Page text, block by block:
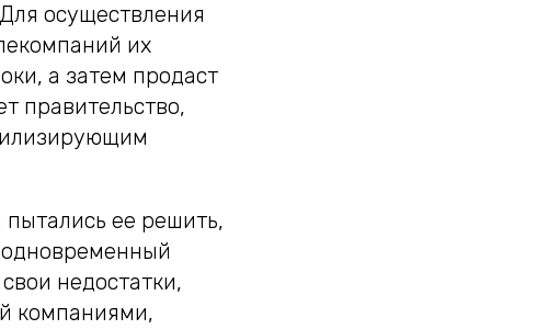
осуществления
их
а затем продаст
правительство,
пытались ее решить,
недостатки,
компаниями,